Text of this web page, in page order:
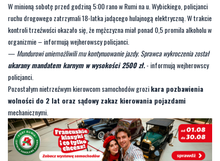
W minioną sobotę przed godziną 5:00 rano w Rumi na u. Wybickiego, policjanci
ruchu drogowego zatrzymali 18-latka jadącego hulajnogą elektryczną. W trakcie
kontroli trzeźwości okazało się, że mężczyzna miał ponad 0,5 promila alkoholu w
organizmie – informują wejherowscy policjanci.
— Mundurowi uniemożliwili mu kontynuowanie jazdy. Sprawca wykroczenia został
ukarany mandatem karnym w wysokości 2500 zł.- informują wejherowscy
policjanci.
Pozostałym nietrzeźwym kierowcom samochodów grozikara pozbawienia
wolności do 2 lat oraz sądowy zakaz kierowania pojazdami
mechanicznymi.